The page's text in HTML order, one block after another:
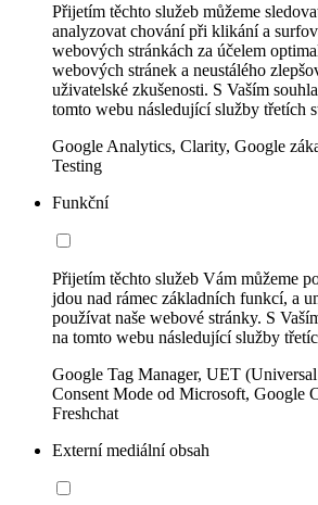
Přijetím těchto služeb můžeme
analyzovat chování při klikání a
webových stránkách za účelem
webových stránek a neustálého
uživatelské zkušenosti. S Vaším
tomto webu následující služby třetích
Google Analytics, Clarity, Google
Testing
Funkční
Přijetím těchto služeb Vám můžeme
jdou nad rámec základních funkcí, a
používat naše webové stránky. S
na tomto webu následující služby
Google Tag Manager, UET
Consent Mode od Microsoft, Google
Freshchat
Externí mediální obsah